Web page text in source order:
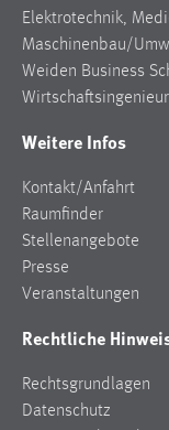
Elektrotechnik,
Maschinenbau/
Weiden Business
Weitere Infos
Kontakt/Anfahrt
Raumfinder
Stellenangebote
Presse
Veranstaltungen
Rechtliche
Rechtsgrundlagen
Datenschutz